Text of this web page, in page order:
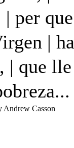
| per
|
| que
Andrew Casson